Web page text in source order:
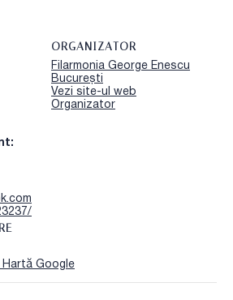
Hartă Google
ORGANIZATOR
Filarmonia George Enescu
București
Vezi site-ul web
Organizator